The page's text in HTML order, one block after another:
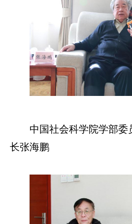
中国社会科学院学部委
长张海鹏